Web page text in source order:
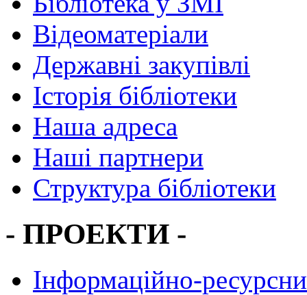
Відеоматеріали
Державні закупівлі
Історія бібліотеки
Наша адреса
Наші партнери
Структура бібліотеки
- ПРОЕКТИ -
Інформаційно-